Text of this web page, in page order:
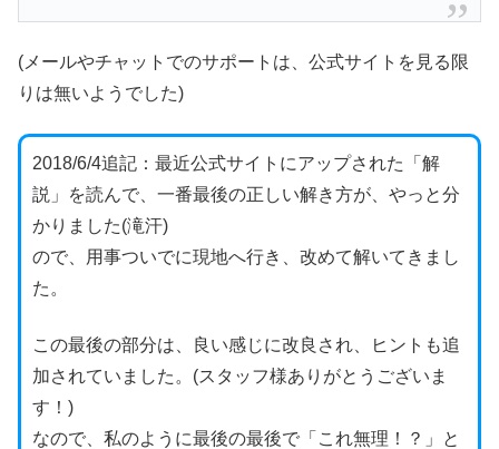
(メールやチャットでのサポートは、公式サイトを見る限
りは無いようでした)
2018/6/4追記：最近公式サイトにアップされた「解
説」を読んで、一番最後の正しい解き方が、やっと分
かりました(滝汗)
ので、用事ついでに現地へ行き、改めて解いてきまし
た。
この最後の部分は、良い感じに改良され、ヒントも追
加されていました。(スタッフ様ありがとうございま
す！)
なので、私のように最後の最後で「これ無理！？」と